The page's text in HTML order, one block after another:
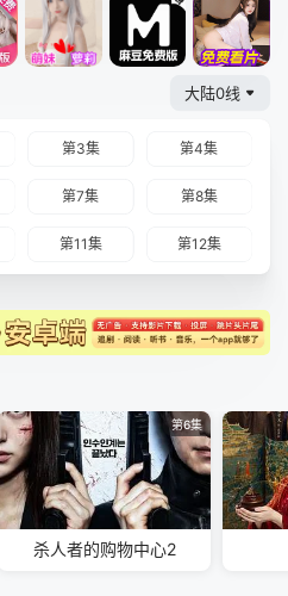
大陆0线
第3集 第4集
第7集 第8集
第11集 第12集
第6集
杀人者的购物中心2